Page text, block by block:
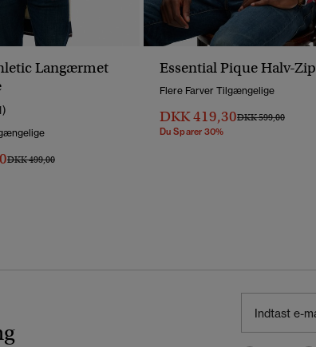
Langærmet
Pris Nedsat Fra
DKK 499,00Til
Essential Pique Halv-Zip
Flere Farver Tilgængelige
DKK 419,30Pris Nedsat Fra
DKK 599,00Til
Du Sparer 30%